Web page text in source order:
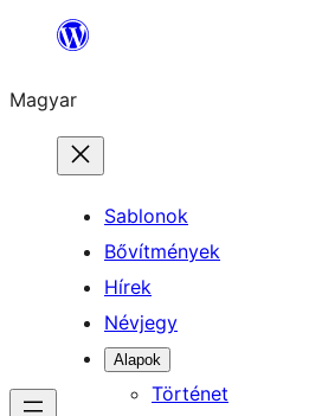
Ugrás
tartalomhoz
Magyar
Sablonok
Bővítmények
Hírek
Névjegy
Alapok
Történet